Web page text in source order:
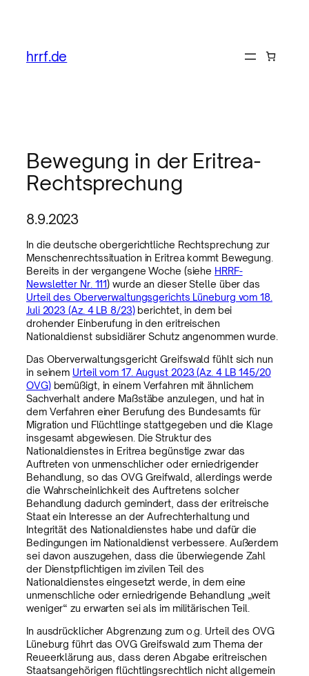
hrrf.de
Bewegung in der Eritrea-
Rechtsprechung
8.9.2023
In die deutsche obergerichtliche Rechtsprechung zur
Menschenrechtssituation in Eritrea kommt Bewegung.
Bereits in der vergangene Woche (siehe HRRF-
Newsletter Nr. 111) wurde an dieser Stelle über das
Urteil des Oberverwaltungsgerichts Lüneburg vom 18.
Juli 2023 (Az. 4 LB 8/23)berichtet, in dem bei
drohender Einberufung in den eritreischen
Nationaldienst subsidiärer Schutz angenommen wurde.
Das Oberverwaltungsgericht Greifswald fühlt sich nun
in seinem Urteil vom 17. August 2023 (Az. 4 LB 145/20
OVG)bemüßigt, in einem Verfahren mit ähnlichem
Sachverhalt andere Maßstäbe anzulegen, und hat in
dem Verfahren einer Berufung des Bundesamts für
Migration und Flüchtlinge stattgegeben und die Klage
insgesamt abgewiesen. Die Struktur des
Nationaldienstes in Eritrea begünstige zwar das
Auftreten von unmenschlicher oder erniedrigender
Behandlung, so das OVG Greifwald, allerdings werde
die Wahrscheinlichkeit des Auftretens solcher
Behandlung dadurch gemindert, dass der eritreische
Staat ein Interesse an der Aufrechterhaltung und
Integrität des Nationaldienstes habe und dafür die
Bedingungen im Nationaldienst verbessere. Außerdem
sei davon auszugehen, dass die überwiegende Zahl
der Dienstpflichtigen im zivilen Teil des
Nationaldienstes eingesetzt werde, in dem eine
unmenschliche oder erniedrigende Behandlung „weit
weniger“ zu erwarten sei als im militärischen Teil.
In ausdrücklicher Abgrenzung zum o.g. Urteil des OVG
Lüneburg führt das OVG Greifswald zum Thema der
Reueerklärung aus, dass deren Abgabe eritreischen
Staatsangehörigen flüchtlingsrechtlich nicht allgemein